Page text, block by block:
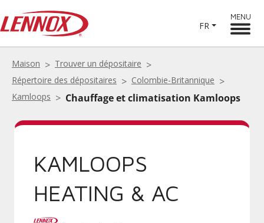
FR
MENU
Maison
Trouver un dépositaire
Répertoire des dépositaires
Colombie-Britannique
Kamloops
Chauffage et climatisation Kamloops
KAMLOOPS
HEATING & AC